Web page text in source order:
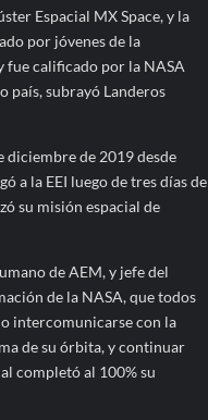
Espacial MX Space, y la
por jóvenes de la
fue calificado por la NASA
país, subrayó Landeros
diciembre de 2019 desde
a la EEI luego de tres días de
su misión espacial de
de AEM, y jefe del
de la NASA, que todos
intercomunicarse con la
de su órbita, y continuar
completó al 100% su